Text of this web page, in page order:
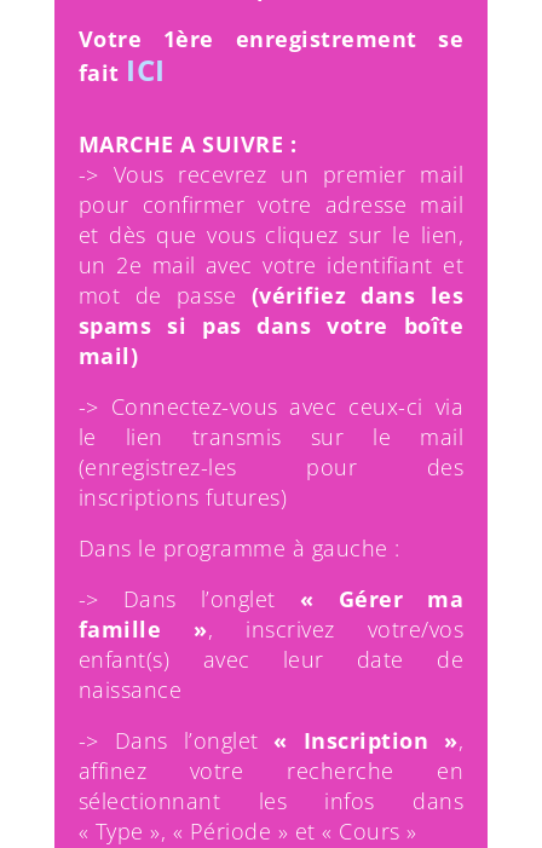
Votre 1ère enregistrement se
fait ICI
MARCHE A SUIVRE :
-> Vous recevrez un premier mail
pour confirmer votre adresse mail
et dès que vous cliquez sur le lien,
un 2e mail avec votre identifiant et
mot de passe (vérifiez dans les
spams si pas dans votre boîte
mail)
-> Connectez-vous avec ceux-ci via
le lien transmis sur le mail
(enregistrez-les pour des
inscriptions futures)
Dans le programme à gauche :
-> Dans l’onglet « Gérer ma
famille », inscrivez votre/vos
enfant(s) avec leur date de
naissance
-> Dans l’onglet « Inscription »,
affinez votre recherche en
sélectionnant les infos dans
« Type », « Période » et « Cours »